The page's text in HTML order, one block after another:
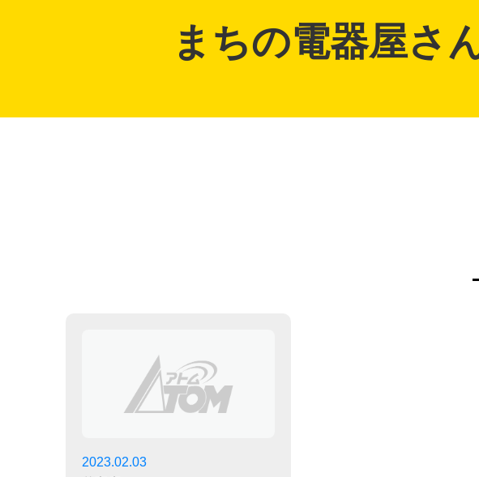
まちの電器屋さ
2023.02.03